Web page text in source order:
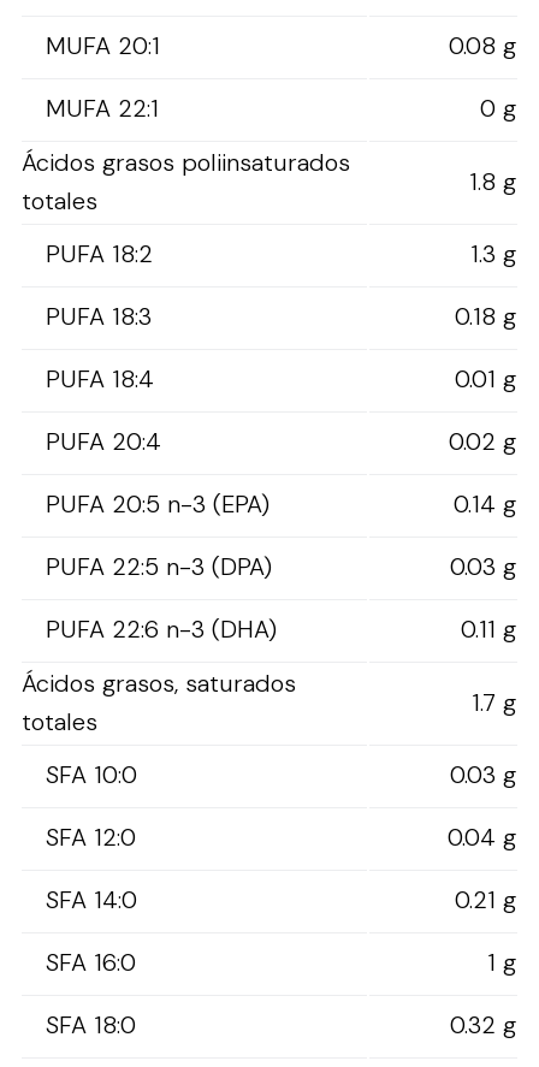
MUFA 20:1
0.08 g
MUFA 22:1
0 g
Ácidos grasos poliinsaturados
totales
1.8 g
PUFA 18:2
1.3 g
PUFA 18:3
0.18 g
PUFA 18:4
0.01 g
PUFA 20:4
0.02 g
PUFA 20:5 n-3 (EPA)
0.14 g
PUFA 22:5 n-3 (DPA)
0.03 g
PUFA 22:6 n-3 (DHA)
0.11 g
Ácidos grasos, saturados
totales
1.7 g
SFA 10:0
0.03 g
SFA 12:0
0.04 g
SFA 14:0
0.21 g
SFA 16:0
1 g
SFA 18:0
0.32 g